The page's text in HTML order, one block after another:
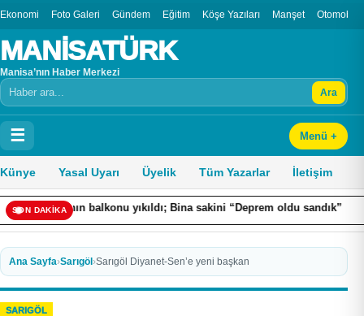
Ekonomi Foto Galeri Gündem Eğitim Köşe Yazıları Manşet Otomobil
MANİSATÜRK
Manisa’nın Haber Merkezi
Arama Ara
☰ Menü +
Künye Yasal Uyarı Üyelik Tüm Yazarlar İletişim
SON DAKİKA
balkonu yıkıldı; Bina sakini “Deprem oldu sandık” dedi
Ana Sayfa›Sarıgöl ›Sarıgöl Diyanet-Sen’e yeni başkan
SARIGÖL